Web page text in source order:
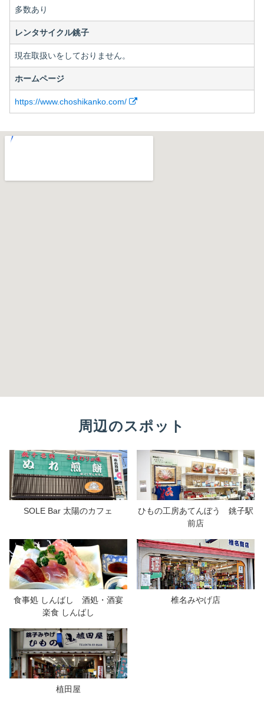
多数あり
レンタサイクル銚子
現在取扱いをしておりません。
ホームページ
https://www.choshikanko.com/
周辺のスポット
SOLE Bar 太陽のカフェ
ひもの工房あてんぼう 銚子駅
前店
食事処 しんばし 酒処・酒宴
楽食 しんばし
椎名みやげ店
植田屋